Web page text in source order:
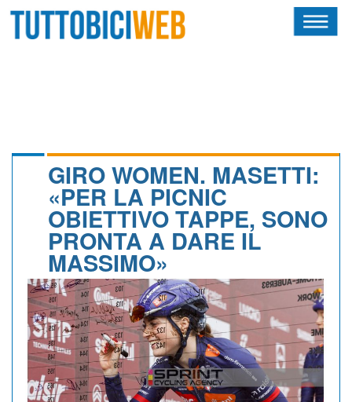
CALENDARIO
ALBI D'ORO
NEWSLETTER
GIRO WOMEN. MASETTI:
«PER LA PICNIC
OBIETTIVO TAPPE, SONO
PRONTA A DARE IL
MASSIMO»